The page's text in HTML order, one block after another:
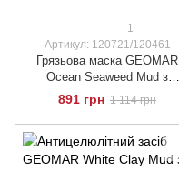
1
Артикул: 120721/120461
Грязьова маска GEOMAR
Ocean Seaweed Mud з
водоростей, 600 гр.
891 грн 1 114 грн